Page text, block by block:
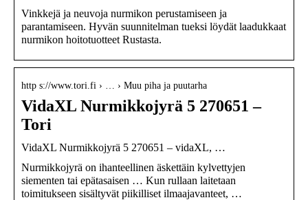
Vinkkejä ja neuvoja nurmikon perustamiseen ja
parantamiseen. Hyvän suunnitelman tueksi löydät laadukkaat
nurmikon hoitotuotteet Rustasta.
http s://www.tori.fi › … › Muu piha ja puutarha
VidaXL Nurmikkojyrä 5 270651 –
Tori
VidaXL Nurmikkojyrä 5 270651 – vidaXL, …
Nurmikkojyrä on ihanteellinen äskettäin kylvettyjen
siementen tai epätasaisen … Kun rullaan laitetaan
toimitukseen sisältyvät piikilliset ilmaajavanteet, …